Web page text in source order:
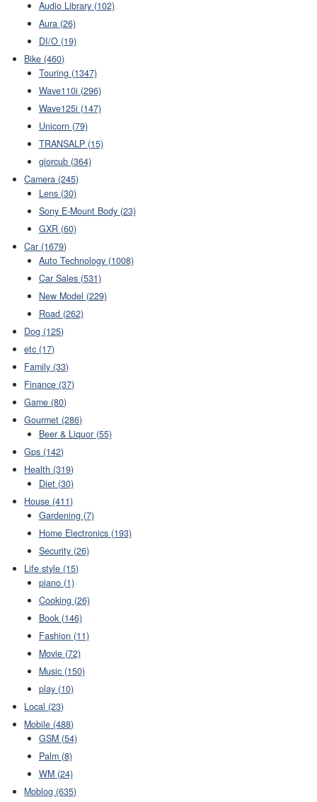
Audio Library (102)
Aura (26)
DI/O (19)
Bike (460)
Touring (1347)
Wave110i (296)
Wave125i (147)
Unicorn (79)
TRANSALP (15)
giorcub (364)
Camera (245)
Lens (30)
Sony E-Mount Body (23)
GXR (60)
Car (1679)
Auto Technology (1008)
Car Sales (531)
New Model (229)
Road (262)
Dog (125)
etc (17)
Family (33)
Finance (37)
Game (80)
Gourmet (286)
Beer & Liquor (55)
Gps (142)
Health (319)
Diet (30)
House (411)
Gardening (7)
Home Electronics (193)
Security (26)
Life style (15)
piano (1)
Cooking (26)
Book (146)
Fashion (11)
Movie (72)
Music (150)
play (10)
Local (23)
Mobile (488)
GSM (54)
Palm (8)
WM (24)
Moblog (635)